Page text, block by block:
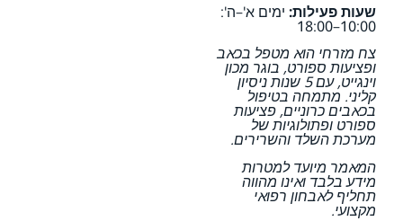
שעות פעילות: ימים א'–ה':
10:00–18:00
צח מזרחי הוא מטפל בכאב
ופציעות ספורט, בוגר מכון
וינגייט, עם 5 שנות ניסיון
קליני. מתמחה בטיפול
בכאבים כרוניים, פציעות
ספורט ופתולוגיות של
מערכת השלד והשרירים.
המאמר מיועד למטרות
מידע בלבד ואינו מהווה
תחליף לאבחון רפואי
מקצועי.